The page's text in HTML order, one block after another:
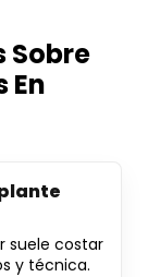
Sobre
En
suele costar
y técnica.